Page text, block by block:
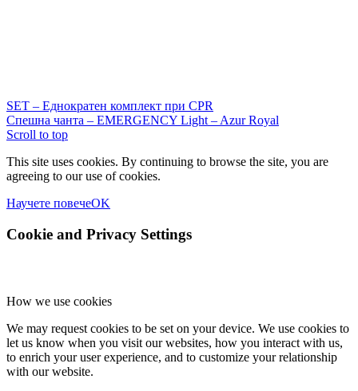
SET – Еднократен комплект при CPR
Спешна чанта – EMERGENCY Light – Azur Royal
Scroll to top
This site uses cookies. By continuing to browse the site, you are
agreeing to our use of cookies.
Научете повечеOK
Cookie and Privacy Settings
How we use cookies
We may request cookies to be set on your device. We use cookies to
let us know when you visit our websites, how you interact with us,
to enrich your user experience, and to customize your relationship
with our website.